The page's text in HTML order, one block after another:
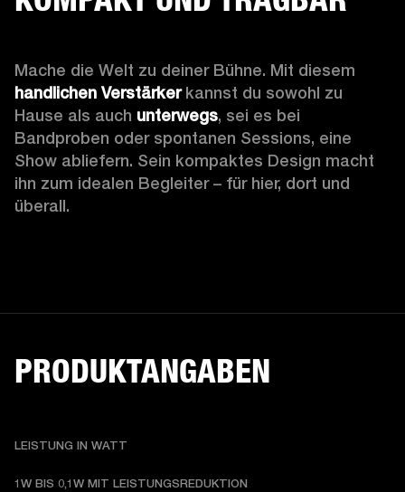
handlichen Verstärker kannst du sowohl zu
Hause als auch unterwegs, sei es bei
Bandproben oder spontanen Sessions, eine
Show abliefern. Sein kompaktes Design macht
ihn zum idealen Begleiter – für hier, dort und
überall.
PRODUKTANGABEN
LEISTUNG IN WATT
1W BIS 0,1W MIT LEISTUNGSREDUKTION